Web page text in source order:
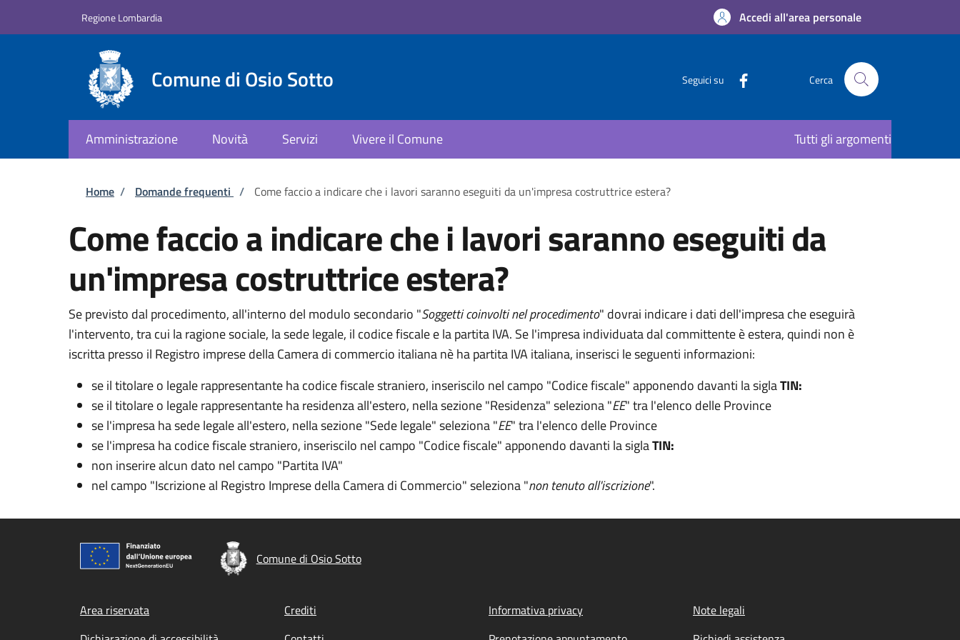
Regione Lombardia Accedi all'area personale
Comune di Osio Sotto Seguici su Cerca
Amministrazione Novità Servizi Vivere il Comune Tutti gli argomenti
Briciole di pane
Home / Domande frequenti / Come faccio a indicare che i lavori saranno eseguiti da un'impresa costruttrice estera?
Come faccio a indicare che i lavori saranno eseguiti da
un'impresa costruttrice estera?
Se previsto dal procedimento, all'interno del modulo secondario "Soggetti coinvolti nel procedimento" dovrai indicare i dati dell'impresa che eseguirà
l'intervento, tra cui la ragione sociale, la sede legale, il codice fiscale e la partita IVA. Se l'impresa individuata dal committente è estera, quindi non è
iscritta presso il Registro imprese della Camera di commercio italiana nè ha partita IVA italiana, inserisci le seguenti informazioni:
se il titolare o legale rappresentante ha codice fiscale straniero, inseriscilo nel campo "Codice fiscale"apponendo davanti la siglaTIN:
se il titolare o legale rappresentante ha residenza all'estero, nella sezione "Residenza" seleziona "EE" tra l'elenco delle Province
se l'impresa ha sede legale all'estero, nella sezione "Sede legale" seleziona "EE" tra l'elenco delle Province
se l'impresa ha codice fiscale straniero, inseriscilo nel campo "Codice fiscale"apponendo davanti la siglaTIN:
non inserire alcun dato nel campo "Partita IVA"
nel campo "Iscrizione al Registro Imprese della Camera di Commercio" seleziona "non tenuto all'iscrizione".
Comune di Osio Sotto
Footer menu
Area riservata Crediti Informativa privacy
Note legali